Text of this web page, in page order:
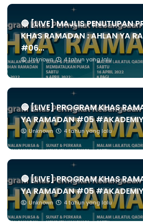
🔴 [LIVE] MAJLIS PENUTUPAN
KHAS RAMADAN : AHLAN YA
#06...
Unknown 4 tahun yang lalu
🔴 [LIVE] PROGRAM KHAS
YA RAMADAN #05
Unknown 4 tahun yang lalu
🔴 [LIVE] PROGRAM KHAS
YA RAMADAN #05
Unknown 4 tahun yang lalu